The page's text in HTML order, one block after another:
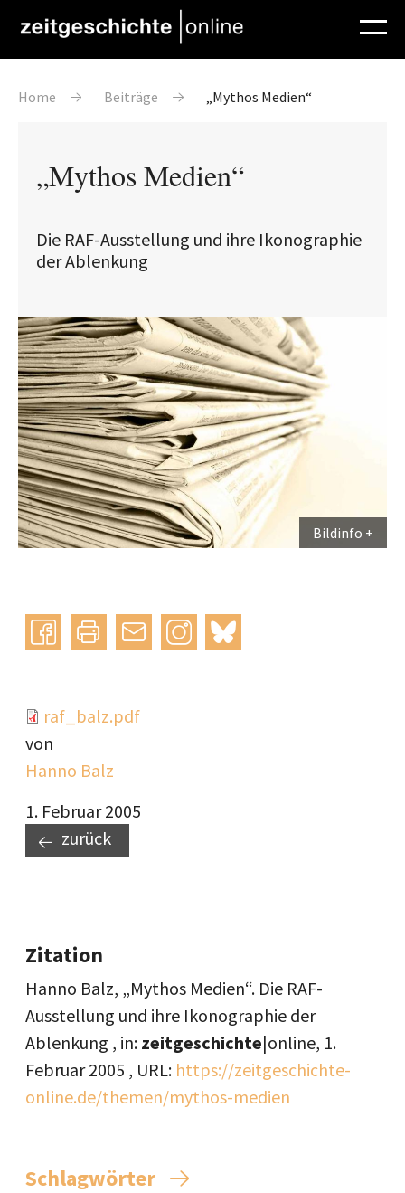
Pfadnavigation
Home Beiträge „Mythos Medien“
„Mythos Medien“
Die RAF-Ausstellung und ihre Ikonographie
der Ablenkung
Bildinfo
Instagram
bluesky
Document
raf_balz.pdf
von
Hanno Balz
1. Februar 2005
zurück
Zitation
Hanno Balz, „Mythos Medien“. Die RAF-
Ausstellung und ihre Ikonographie der
Ablenkung , in: zeitgeschichte|online, 1.
Februar 2005 , URL: https://zeitgeschichte-
online.de/themen/mythos-medien
Schlagwörter